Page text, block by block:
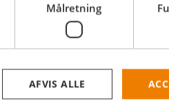
Log ind
Målretning
AFVIS ALLE